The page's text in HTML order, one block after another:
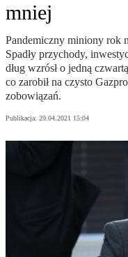
mniej
Pandemiczny miniony rok
Spadły przychody,
dług wzrósł o jedną
co zarobił na czysto
zobowiązań.
Publikacja: 29.04.2021 15:04